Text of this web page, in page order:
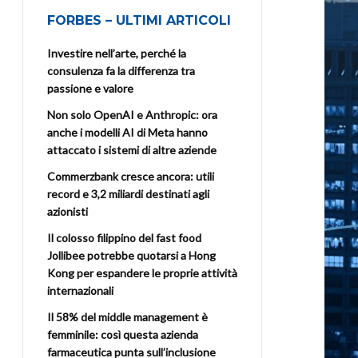
FORBES – ULTIMI ARTICOLI
Investire nell’arte, perché la
consulenza fa la differenza tra
passione e valore
Non solo OpenAI e Anthropic: ora
anche i modelli AI di Meta hanno
attaccato i sistemi di altre aziende
Commerzbank cresce ancora: utili
record e 3,2 miliardi destinati agli
azionisti
Il colosso filippino del fast food
Jollibee potrebbe quotarsi a Hong
Kong per espandere le proprie attività
internazionali
Il 58% del middle management è
femminile: così questa azienda
farmaceutica punta sull’inclusione